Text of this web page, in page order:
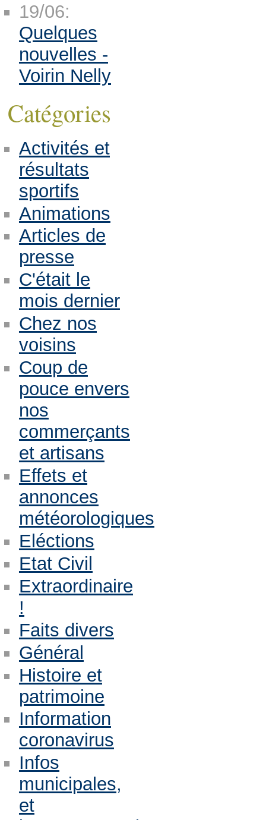
19/06:
Quelques
nouvelles -
Voirin Nelly
Catégories
Activités et
résultats
sportifs
Animations
Articles de
presse
C'était le
mois dernier
Chez nos
voisins
Coup de
pouce envers
nos
commerçants
et artisans
Effets et
annonces
météorologiques
Eléctions
Etat Civil
Extraordinaire
!
Faits divers
Général
Histoire et
patrimoine
Information
coronavirus
Infos
municipales,
et